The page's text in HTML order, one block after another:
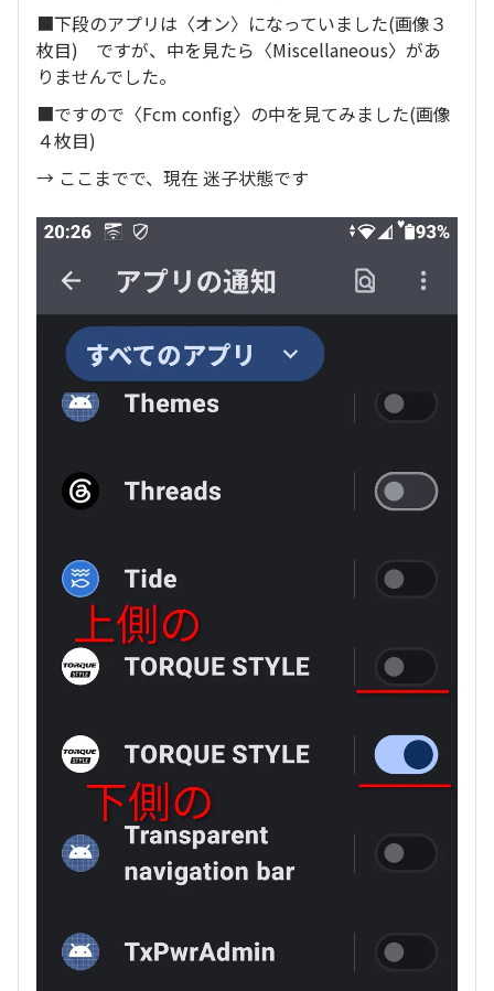
■下段のアプリは〈オン〉になっていました(画像３
枚目) ですが、中を見たら〈Miscellaneous〉があ
りませんでした。
■ですので〈Fcm config〉の中を見てみました(画像
４枚目)
→ ここまでで、現在 迷子状態です